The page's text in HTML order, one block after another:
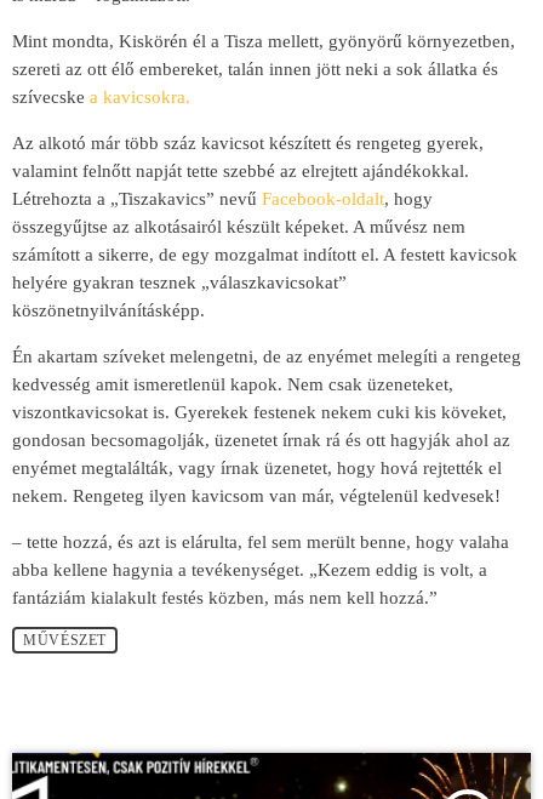
Mint mondta, Kiskörén él a Tisza mellett, gyönyörű környezetben,
szereti az ott élő embereket, talán innen jött neki a sok állatka és
szívecske a kavicsokra.
Az alkotó már több száz kavicsot készített és rengeteg gyerek,
valamint felnőtt napját tette szebbé az elrejtett ajándékokkal.
Létrehozta a „Tiszakavics” nevű Facebook-oldalt, hogy
összegyűjtse az alkotásairól készült képeket. A művész nem
számított a sikerre, de egy mozgalmat indított el. A festett kavicsok
helyére gyakran tesznek „válaszkavicsokat”
köszönetnyilvánításképp.
Én akartam szíveket melengetni, de az enyémet melegíti a rengeteg
kedvesség amit ismeretlenül kapok. Nem csak üzeneteket,
viszontkavicsokat is. Gyerekek festenek nekem cuki kis köveket,
gondosan becsomagolják, üzenetet írnak rá és ott hagyják ahol az
enyémet megtalálták, vagy írnak üzenetet, hogy hová rejtették el
nekem. Rengeteg ilyen kavicsom van már, végtelenül kedvesek!
– tette hozzá, és azt is elárulta, fel sem merült benne, hogy valaha
abba kellene hagynia a tevékenységet. „Kezem eddig is volt, a
fantáziám kialakult festés közben, más nem kell hozzá.”
MŰVÉSZET